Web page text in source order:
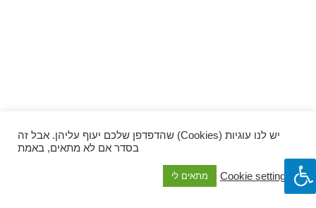
יש לנו עוגיות (Cookies) שהדפדפן שלכם יעוף עליהן. אבל זה
בסדר אם לא מתאים, באמת
Cookie settings מתאים לי